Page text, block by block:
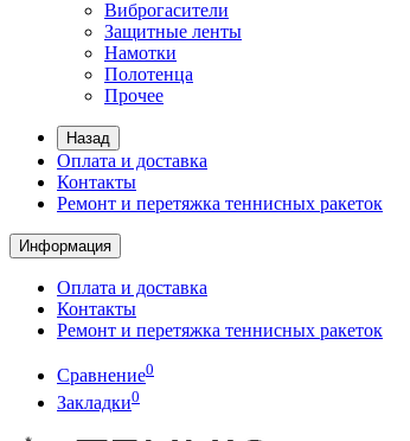
Виброгасители
Защитные ленты
Намотки
Полотенца
Прочее
Назад
Оплата и доставка
Контакты
Ремонт и перетяжка теннисных ракеток
Информация
Оплата и доставка
Контакты
Ремонт и перетяжка теннисных ракеток
Сравнение0
Закладки0